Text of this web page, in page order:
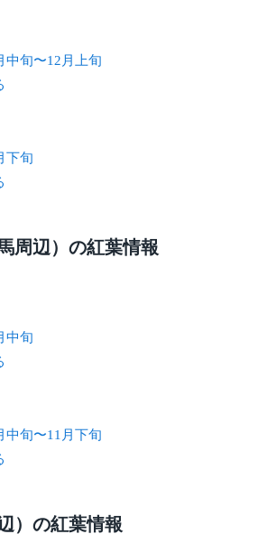
中旬〜12月上旬
下旬
周辺）の紅葉情報
中旬
中旬〜11月下旬
）の紅葉情報